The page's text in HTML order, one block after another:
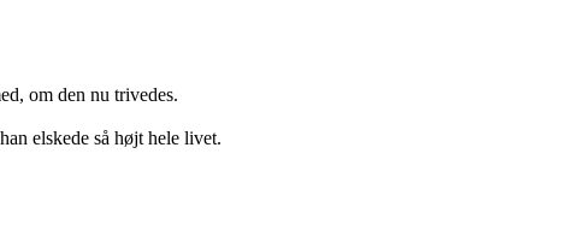
om den nu trivedes.
elskede så højt hele livet.